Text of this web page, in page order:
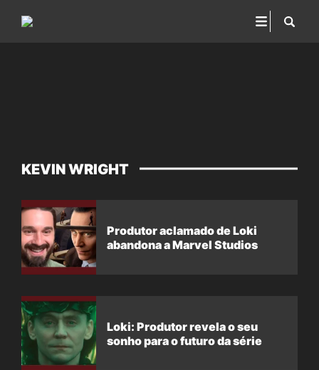
KEVIN WRIGHT
Produtor aclamado de Loki
abandona a Marvel Studios
Loki: Produtor revela o seu
sonho para o futuro da série